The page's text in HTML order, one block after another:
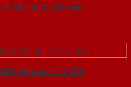
tay nam Cửa-SGD
Melamine 1-a-SGD